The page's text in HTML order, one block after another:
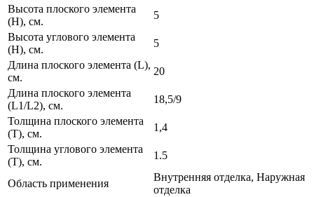
Высота плоского элемента
(H), см.
5
Высота углового элемента
(H), см.
5
Длина плоского элемента (L),
см.
20
Длина плоского элемента
(L1/L2), см.
18,5/9
Толщина плоского элемента
(T), см.
1,4
Толщина углового элемента
(T), см.
1.5
Область применения
Внутренняя отделка, Наружная
отделка